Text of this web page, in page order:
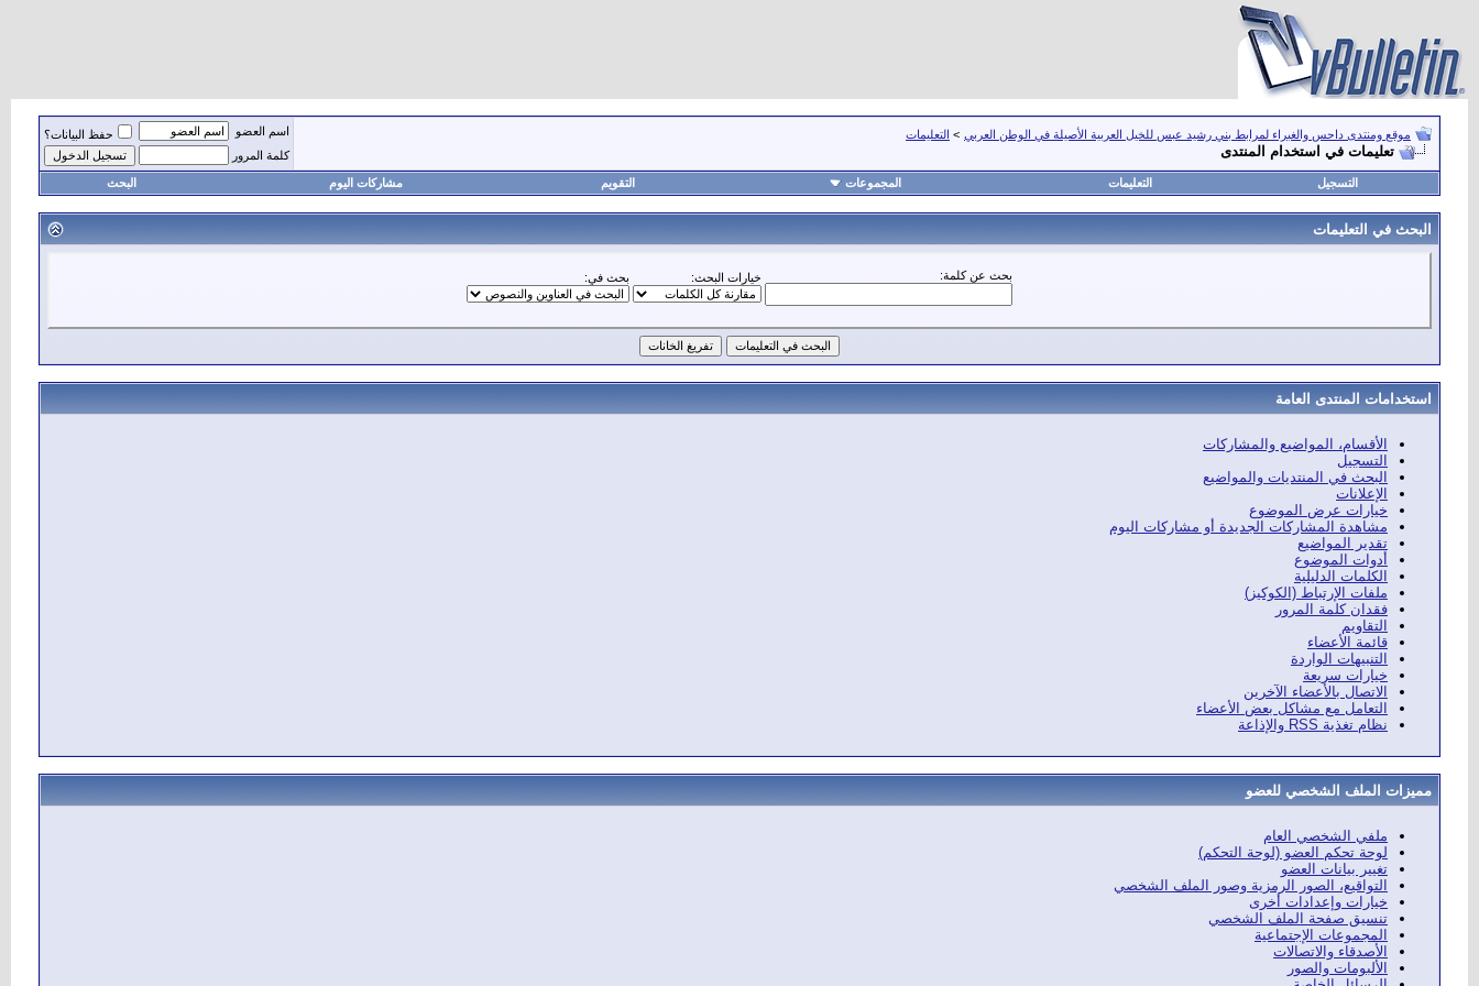
موقع ومنتدى داحس والغبراء لمرابط بني رشيد عبس للخيل العربية الأصيلة في الوطن العربي > التعليمات
تعليمات في استخدام المنتدى
اسم العضو
حفظ البيانات؟
كلمة المرور
التسجيل التعليمات المجموعات التقويم مشاركات اليوم البحث
البحث في التعليمات
بحث عن كلمة: خيارات البحث: بحث في:
استخدامات المنتدى العامة
الأقسام، المواضيع والمشاركات
التسجيل
البحث في المنتديات والمواضيع
الإعلانات
خيارات عرض الموضوع
مشاهدة المشاركات الجديدة أو مشاركات اليوم
تقدير المواضيع
أدوات الموضوع
الكلمات الدليلية
ملفات الإرتباط (الكوكيز)
فقدان كلمة المرور
التقاويم
قائمة الأعضاء
التنبيهات الواردة
خيارات سريعة
الاتصال بالأعضاء الآخرين
التعامل مع مشاكل بعض الأعضاء
نظام تغذية RSS والإذاعة
مميزات الملف الشخصي للعضو
ملفي الشخصي العام
لوحة تحكم العضو (لوحة التحكم)
تغيير بيانات العضو
التواقيع، الصور الرمزية وصور الملف الشخصي
خيارات وإعدادات أخرى
تنسيق صفحة الملف الشخصي
المجموعات الإجتماعية
الأصدقاء والاتصالات
الألبومات والصور